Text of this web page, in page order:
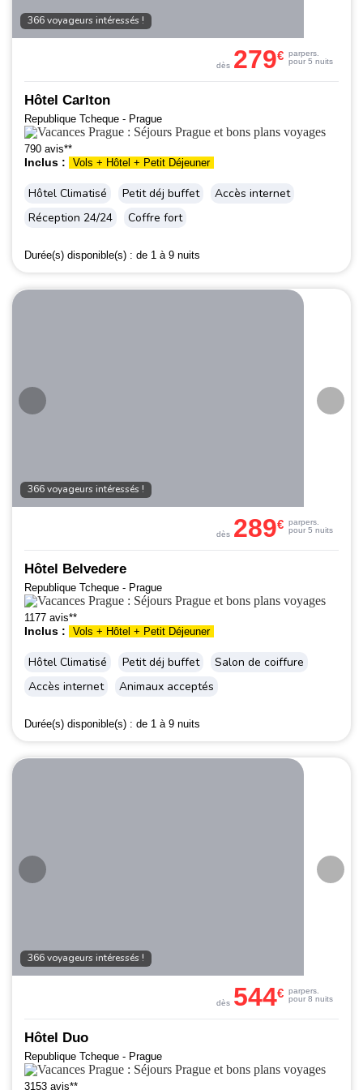
366 voyageurs intéressés !
Hôtel Carlton
Republique Tcheque - Prague
790 avis**
Inclus : Vols + Hôtel + Petit Déjeuner
Hôtel Climatisé Petit déj buffet
Accès internet
Réception 24/24
Coffre fort
Durée(s) disponible(s) : de 1 à 9 nuits
dès 279€ parpers.
pour 5 nuits
366 voyageurs intéressés !
Hôtel Belvedere
Republique Tcheque - Prague
1177 avis**
Inclus : Vols + Hôtel + Petit Déjeuner
Hôtel Climatisé Petit déj buffet
Salon de coiffure
Accès internet
Animaux acceptés
Durée(s) disponible(s) : de 1 à 9 nuits
dès 289€ parpers.
pour 5 nuits
366 voyageurs intéressés !
Hôtel Duo
Republique Tcheque - Prague
3153 avis**
dès 544€ parpers.
pour 8 nuits